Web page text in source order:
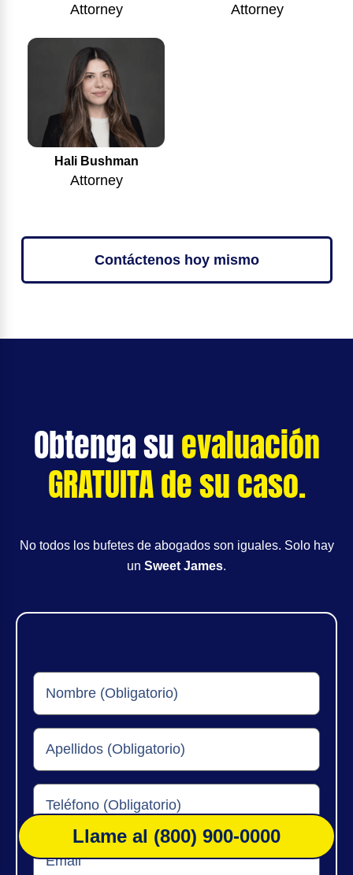
Attorney Attorney
Hali Bushman
Attorney
Contáctenos hoy mismo
Obtenga suevaluación
GRATUITA de su caso.
No todos los bufetes de abogados son iguales. Solo hay
un Sweet James.
Llame al (800) 900-0000